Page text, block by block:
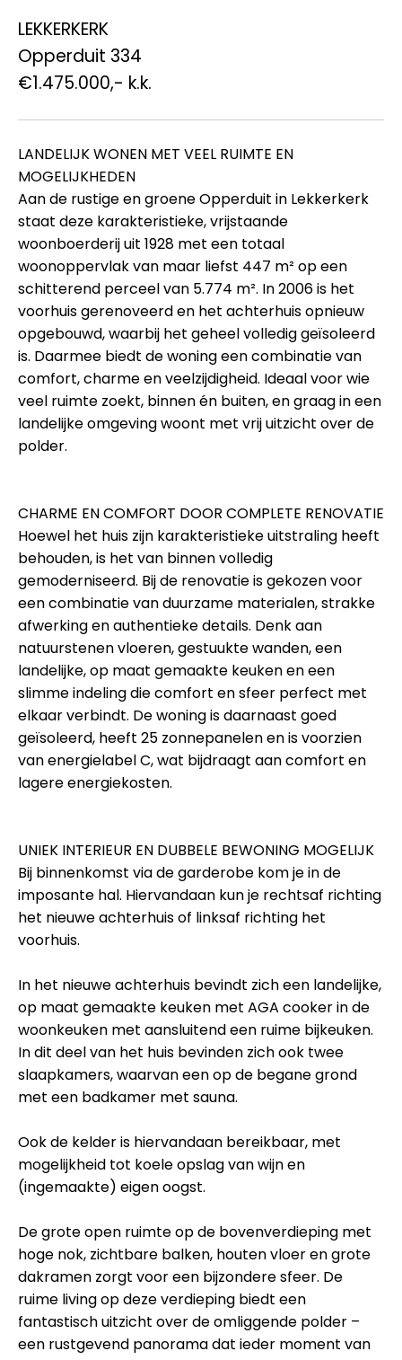
LEKKERKERK
Opperduit 334
€1.475.000,- k.k.
LANDELIJK WONEN MET VEEL RUIMTE EN
MOGELIJKHEDEN
Aan de rustige en groene Opperduit in Lekkerkerk
staat deze karakteristieke, vrijstaande
woonboerderij uit 1928 met een totaal
woonoppervlak van maar liefst 447 m² op een
schitterend perceel van 5.774 m². In 2006 is het
voorhuis gerenoveerd en het achterhuis opnieuw
opgebouwd, waarbij het geheel volledig geïsoleerd
is. Daarmee biedt de woning een combinatie van
comfort, charme en veelzijdigheid. Ideaal voor wie
veel ruimte zoekt, binnen én buiten, en graag in een
landelijke omgeving woont met vrij uitzicht over de
polder.
CHARME EN COMFORT DOOR COMPLETE RENOVATIE
Hoewel het huis zijn karakteristieke uitstraling heeft
behouden, is het van binnen volledig
gemoderniseerd. Bij de renovatie is gekozen voor
een combinatie van duurzame materialen, strakke
afwerking en authentieke details. Denk aan
natuurstenen vloeren, gestuukte wanden, een
landelijke, op maat gemaakte keuken en een
slimme indeling die comfort en sfeer perfect met
elkaar verbindt. De woning is daarnaast goed
geïsoleerd, heeft 25 zonnepanelen en is voorzien
van energielabel C, wat bijdraagt aan comfort en
lagere energiekosten.
UNIEK INTERIEUR EN DUBBELE BEWONING MOGELIJK
Bij binnenkomst via de garderobe kom je in de
imposante hal. Hiervandaan kun je rechtsaf richting
het nieuwe achterhuis of linksaf richting het
voorhuis.
In het nieuwe achterhuis bevindt zich een landelijke,
op maat gemaakte keuken met AGA cooker in de
woonkeuken met aansluitend een ruime bijkeuken.
In dit deel van het huis bevinden zich ook twee
slaapkamers, waarvan een op de begane grond
met een badkamer met sauna.
Ook de kelder is hiervandaan bereikbaar, met
mogelijkheid tot koele opslag van wijn en
(ingemaakte) eigen oogst.
De grote open ruimte op de bovenverdieping met
hoge nok, zichtbare balken, houten vloer en grote
dakramen zorgt voor een bijzondere sfeer. De
ruime living op deze verdieping biedt een
fantastisch uitzicht over de omliggende polder –
een rustgevend panorama dat ieder moment van